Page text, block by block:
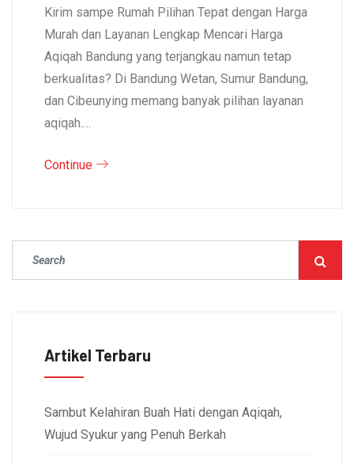
Kirim sampe Rumah Pilihan Tepat dengan Harga
Murah dan Layanan Lengkap Mencari Harga
Aqiqah Bandung yang terjangkau namun tetap
berkualitas? Di Bandung Wetan, Sumur Bandung,
dan Cibeunying memang banyak pilihan layanan
aqiqah.…
Continue
Artikel Terbaru
Sambut Kelahiran Buah Hati dengan Aqiqah,
Wujud Syukur yang Penuh Berkah